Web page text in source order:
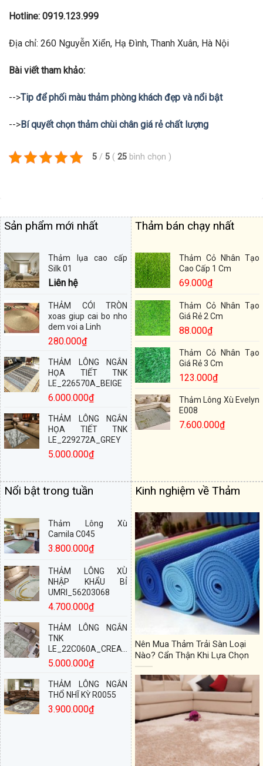
Hotline: 0919.123.999
Địa chỉ: 260 Nguyễn Xiển, Hạ Đình, Thanh Xuân, Hà Nội
Bài viết tham khảo:
-->Tip để phối màu thảm phòng khách đẹp và nổi bật
-->Bí quyết chọn thảm chùi chân giá rẻ chất lượng
5 / 5 ( 25 bình chọn )
Sản phẩm mới nhất
Thảm lụa cao cấp
Silk 01
Liên hệ
THẢM CÓI TRÒN
xoas giup cai bo nho
dem voi a Linh
280.000₫
THẢM LÔNG NGẮN
HỌA TIẾT TNK
LE_226570A_BEIGE
6.000.000₫
THẢM LÔNG NGẮN
HỌA TIẾT TNK
LE_229272A_GREY
5.000.000₫
Thảm bán chạy nhất
Thảm Cỏ Nhân Tạo
Cao Cấp 1 Cm
69.000₫
Thảm Cỏ Nhân Tạo
Giá Rẻ 2 Cm
88.000₫
Thảm Cỏ Nhân Tạo
Giá Rẻ 3 Cm
123.000₫
Thảm Lông Xù Evelyn
E008
7.600.000₫
Nổi bật trong tuần
Thảm Lông Xù
Camila C045
3.800.000₫
THẢM LÔNG XÙ
NHẬP KHẨU BỈ
UMRI_56203068
4.700.000₫
THẢM LÔNG NGẮN
TNK
LE_22C060A_CREAM
5.000.000₫
THẢM LÔNG NGẮN
THỔ NHĨ KỲ R0055
3.900.000₫
Kinh nghiệm về Thảm
Nên Mua Thảm Trải Sàn Loại
Nào? Cẩn Thận Khi Lựa Chọn